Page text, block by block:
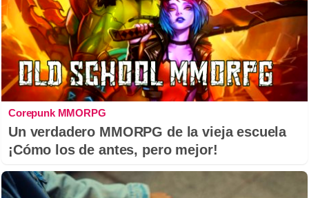
Corepunk MMORPG
Un verdadero MMORPG de la vieja escuela
¡Cómo los de antes, pero mejor!